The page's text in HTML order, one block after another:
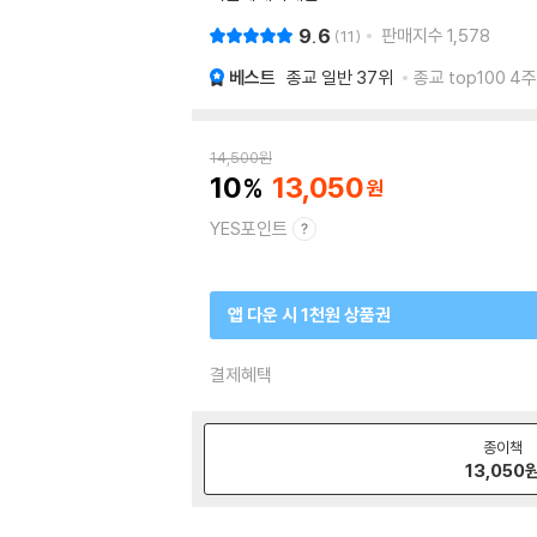
9.6 11 판매지수 1,578
베스트 종교 일반 37위 종교 top100 4주
14,500원
10 13,050
YES포인트
앱 다운 시 1천원 상품권
결제혜택
종이책
13,050